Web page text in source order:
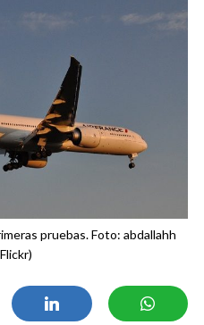
pruebas. Foto: abdallahh